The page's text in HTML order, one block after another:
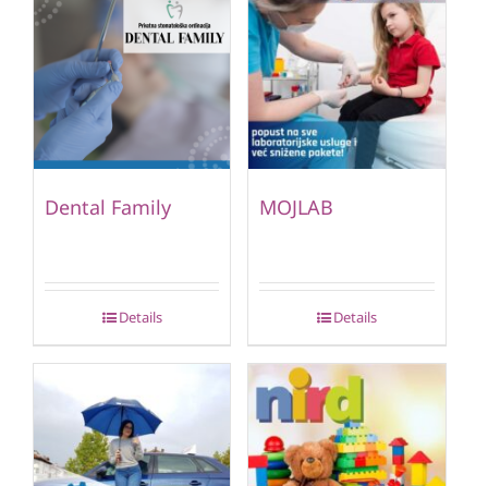
Dental Family
Details
MOJLAB
Details